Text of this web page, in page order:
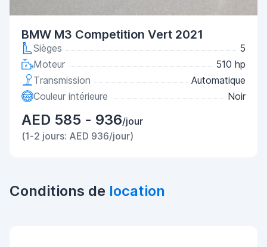
BMW M3 Competition Vert 2021
Sièges
5
Moteur
510 hp
Transmission
Automatique
Couleur intérieure
Noir
AED 585 - 936/jour
(1-2 jours: AED 936/jour)
Conditions de location